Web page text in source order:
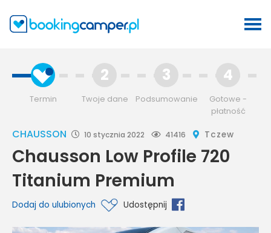
Termin
2
Twoje dane
3
Podsumowanie
4
Gotowe -
płatność
CHAUSSON 10 stycznia 2022 41416 Tczew
Chausson Low Profile 720
Titanium Premium
Dodaj do ulubionych Udostępnij